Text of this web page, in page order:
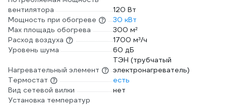
вентилятора
120 Вт
Мощность при обогреве
30 кВт
Max площадь обогрева
300 м²
Расход воздуха
1700 м³/ч
Уровень шума
60 дБ
Нагревательный элемент
ТЭН (трубчатый
электронагреватель)
Термостат
есть
Вид сетевой вилки
нет
Установка температур